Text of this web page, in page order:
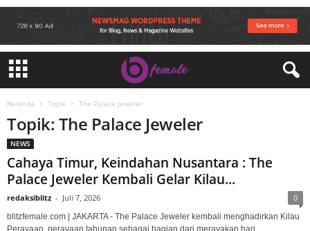
Beranda Topik The Palace Jeweler
Topik: The Palace Jeweler
NEWS
Cahaya Timur, Keindahan Nusantara : The
Palace Jeweler Kembali Gelar Kilau...
redaksiblitz - Juli 7, 2026 0
blitzfemale.com | JAKARTA - The Palace Jeweler kembali menghadirkan Kilau
Perayaan, perayaan tahunan sebagai bagian dari merayakan hari